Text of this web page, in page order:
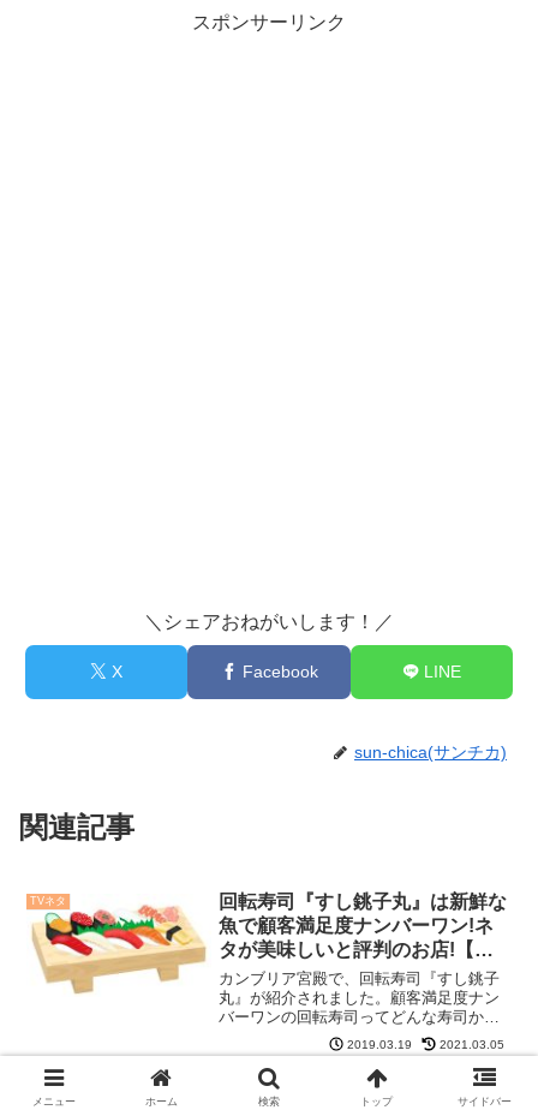
スポンサーリンク
＼シェアおねがいします！／
X Facebook LINE
sun-chica(サンチカ)
関連記事
TVネタ
回転寿司『すし銚子丸』は新鮮な
魚で顧客満足度ナンバーワン!ネ
タが美味しいと評判のお店!【カ
ンブリア宮殿】(3月21日)
カンブリア宮殿で、回転寿司『すし銚子
丸』が紹介されました。顧客満足度ナン
バーワンの回転寿司ってどんな寿司か気
になったので調べてみました。顧客満足
度ナンバーワン回転寿司『すし銚子丸』
すし銚子丸さんは、関東にしかない回転
寿司です。全国展開されて...
2019.03.19 2021.03.05
TVネタ
Dr.チョコレートに出てくるチョ
コはどこのブランド?通販で買え
メニュー ホーム 検索 トップ サイドバー